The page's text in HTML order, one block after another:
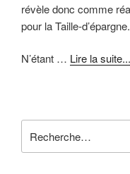
révèle donc comme
pour la Taille-d’épargne.
N’étant … Lire la suite...
pour